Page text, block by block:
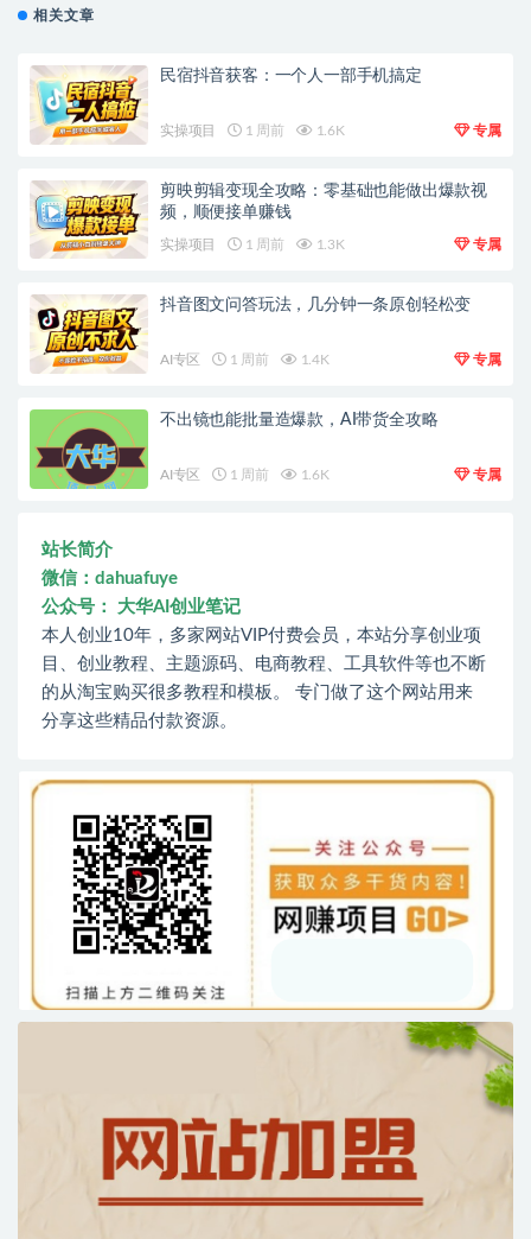
相关文章
民宿抖音获客：一个人一部手机搞定
实操项目 1 周前 1.6K 专属
剪映剪辑变现全攻略：零基础也能做出爆款视
频，顺便接单赚钱
实操项目 1 周前 1.3K 专属
抖音图文问答玩法，几分钟一条原创轻松变
AI专区 1 周前 1.4K 专属
不出镜也能批量造爆款，AI带货全攻略
AI专区 1 周前 1.6K 专属
站长简介
微信：dahuafuye
公众号： 大华AI创业笔记
本人创业10年，多家网站VIP付费会员，本站分享创业项
目、创业教程、主题源码、电商教程、工具软件等也不断
的从淘宝购买很多教程和模板。 专门做了这个网站用来
分享这些精品付款资源。